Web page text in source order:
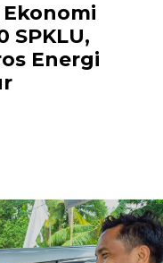
SPKLU,
Energi